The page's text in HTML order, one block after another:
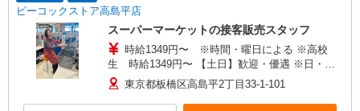
ピーコックストア高島平店
スーパーマーケットの接客販売スタッフ
時給1349円〜 ※時間・曜日による ※高校
生 時給1349円〜 【土日】歓迎・優遇 ※日・
祝 時給＋20円
東京都板橋区高島平2丁目33-1-101